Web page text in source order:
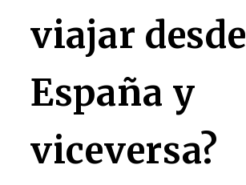
viajar desde
España y
viceversa?